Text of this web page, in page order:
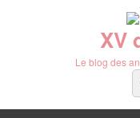
XV
Le blog des